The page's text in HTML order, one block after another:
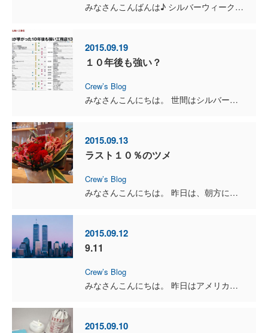
みなさんこんばんは♪ シルバーウィークも終わり、 次の連休は年末年始という方も多いのではないでしょうか？ さて、 ３月に北海道にてセミナーを開いてくださった...
2015.09.19
１０年後も強い？
Crew’s Blog
みなさんこんにちは。 世間はシルバーウィーク♪ お出かけされている方も多いのではないでしょうか？ さて、 少し前になるのですが、 日経ホームビルダー６...
2015.09.13
ラスト１０％のツメ
Crew’s Blog
みなさんこんにちは。 昨日は、朝方に関東周辺で震度５弱の地震、 夜に日高地方で震度４の地震がありましたね。 みなさん、防災グッズの準備は整っていますか？ いつ何が起こってもすぐ...
2015.09.12
9.11
Crew’s Blog
みなさんこんにちは。 昨日はアメリカ同時多発テロ事件から14年でしたね。 当時はまだ幼かったので、 記憶としては、テロが起きて、 ２棟の高いビルに飛行機が激突して、 最終...
2015.09.10